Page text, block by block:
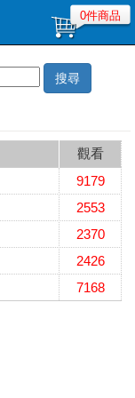
0件商品
搜尋
觀看
9179
2553
2370
2426
7168